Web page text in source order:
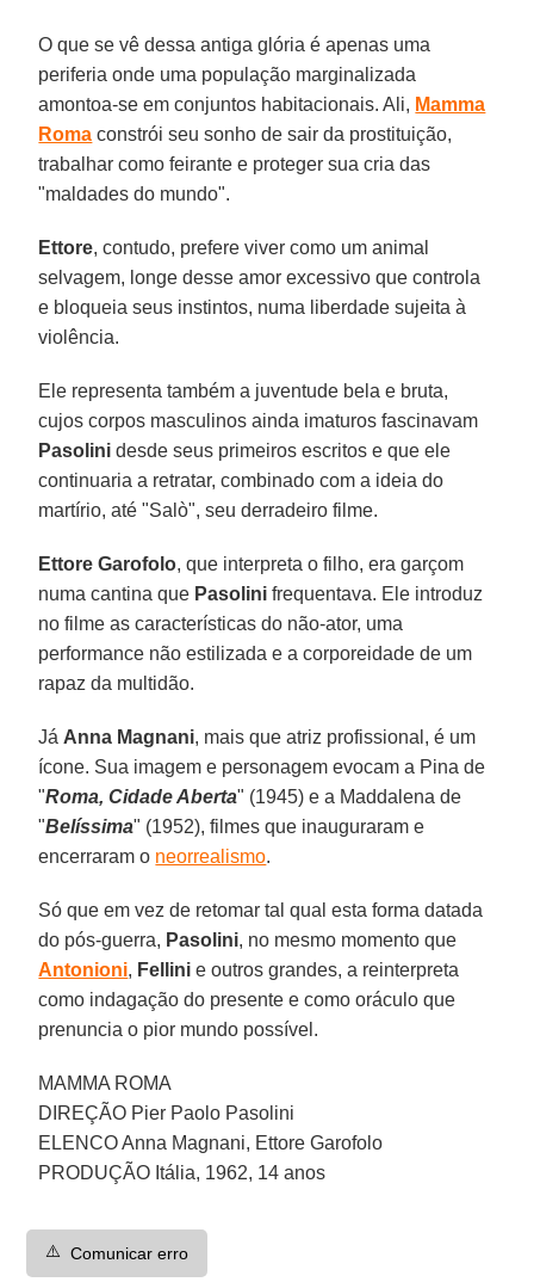
O que se vê dessa antiga glória é apenas uma
periferia onde uma população marginalizada
amontoa-se em conjuntos habitacionais. Ali, Mamma
Roma constrói seu sonho de sair da prostituição,
trabalhar como feirante e proteger sua cria das
"maldades do mundo".
Ettore, contudo, prefere viver como um animal
selvagem, longe desse amor excessivo que controla
e bloqueia seus instintos, numa liberdade sujeita à
violência.
Ele representa também a juventude bela e bruta,
cujos corpos masculinos ainda imaturos fascinavam
Pasolini desde seus primeiros escritos e que ele
continuaria a retratar, combinado com a ideia do
martírio, até "Salò", seu derradeiro filme.
Ettore Garofolo, que interpreta o filho, era garçom
numa cantina que Pasolini frequentava. Ele introduz
no filme as características do não-ator, uma
performance não estilizada e a corporeidade de um
rapaz da multidão.
Já Anna Magnani, mais que atriz profissional, é um
ícone. Sua imagem e personagem evocam a Pina de
"Roma, Cidade Aberta" (1945) e a Maddalena de
"Belíssima" (1952), filmes que inauguraram e
encerraram o neorrealismo.
Só que em vez de retomar tal qual esta forma datada
do pós-guerra, Pasolini, no mesmo momento que
Antonioni, Fellini e outros grandes, a reinterpreta
como indagação do presente e como oráculo que
prenuncia o pior mundo possível.
MAMMA ROMA
DIREÇÃO Pier Paolo Pasolini
ELENCO Anna Magnani, Ettore Garofolo
PRODUÇÃO Itália, 1962, 14 anos
⚠️ Comunicar erro